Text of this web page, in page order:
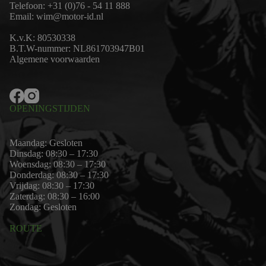
Telefoon: +31 (0)76 - 54 11 888
Email: wim@motor-id.nl
K.v.K: 80530338
B.T.W-nummer: NL861703947B01
Algemene voorwaarden
OPENINGSTIJDEN
Maandag: Gesloten
Dinsdag: 08:30 – 17:30
Woensdag: 08:30 – 17:30
Donderdag: 08:30 – 17:30
Vrijdag: 08:30 – 17:30
Zaterdag: 08:30 – 16:00
Zondag: Gesloten
ROUTE